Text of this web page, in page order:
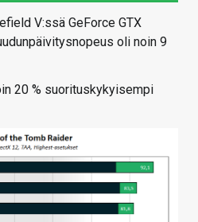
V:ssä GeForce GTX
oli noin 9
20 % suorituskykyisempi